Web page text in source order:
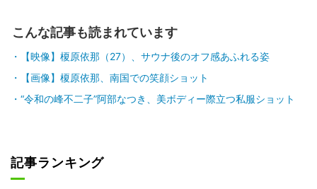
こんな記事も読まれています
【映像】榎原依那（27）、サウナ後のオフ感あふれる姿
【画像】榎原依那、南国での笑顔ショット
“令和の峰不二子”阿部なつき、美ボディー際立つ私服ショット
記事ランキング